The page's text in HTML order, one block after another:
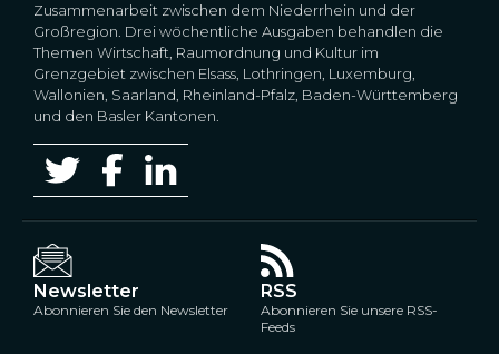
Zusammenarbeit zwischen dem Niederrhein und der
Großregion. Drei wöchentliche Ausgaben behandlen die
Themen Wirtschaft, Raumordnung und Kultur im
Grenzgebiet zwischen Elsass, Lothringen, Luxemburg,
Wallonien, Saarland, Rheinland-Pfalz, Baden-Württemberg
und den Basler Kantonen.
Newsletter
Abonnieren Sie den Newsletter
RSS
Abonnieren Sie unsere RSS-
Feeds